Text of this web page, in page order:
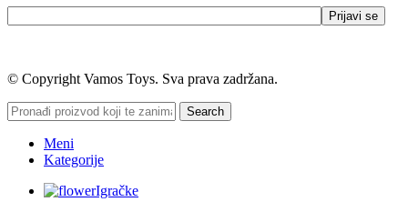
© Copyright Vamos Toys. Sva prava zadržana.
Search
Meni
Kategorije
Igračke